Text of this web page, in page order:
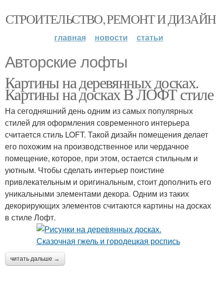
СТРОИТЕЛЬСТВО, РЕМОНТ И ДИЗАЙН
главная новости статьи
Авторские лофты
Картины на деревянных досках.
Картины на досках В ЛОФТ стиле
На сегодняшний день одним из самых популярных
стилей для оформления современного интерьера
считается стиль LOFT. Такой дизайн помещения делает
его похожим на производственное или чердачное
помещение, которое, при этом, остается стильным и
уютным. Чтобы сделать интерьер поистине
привлекательным и оригинальным, стоит дополнить его
уникальными элементами декора. Одним из таких
декорирующих элементов считаются картины на досках
в стиле Лофт.
читать дальше →